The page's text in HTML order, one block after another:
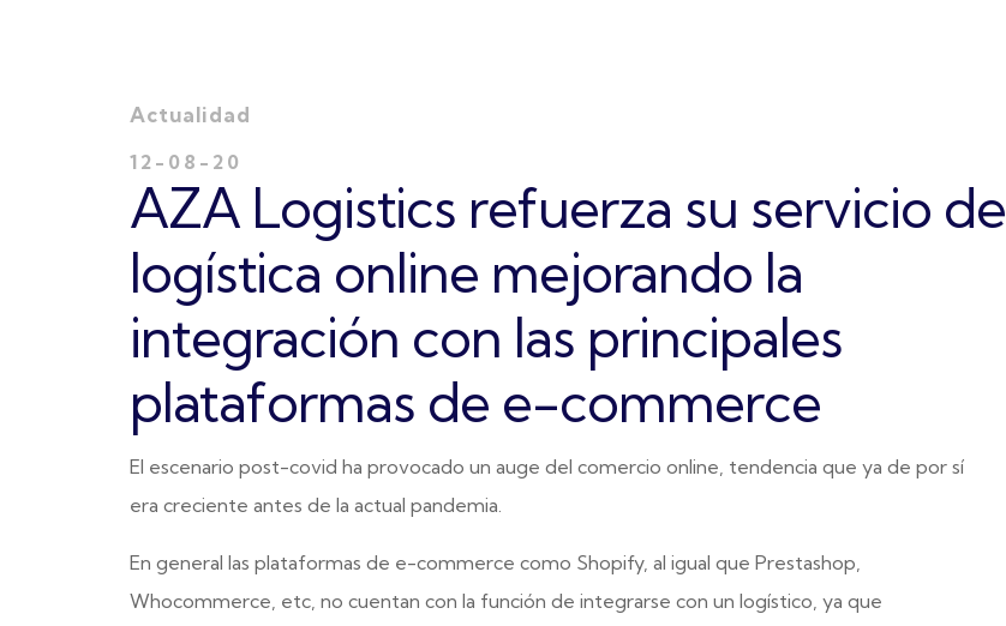
Actualidad
12-08-20
AZA Logistics refuerza su servicio de
logística online mejorando la
integración con las principales
plataformas de e-commerce
El escenario post-covid ha provocado un auge del comercio online, tendencia que ya de por sí
era creciente antes de la actual pandemia.
En general las plataformas de e-commerce como Shopify, al igual que Prestashop,
Whocommerce, etc, no cuentan con la función de integrarse con un logístico, ya que